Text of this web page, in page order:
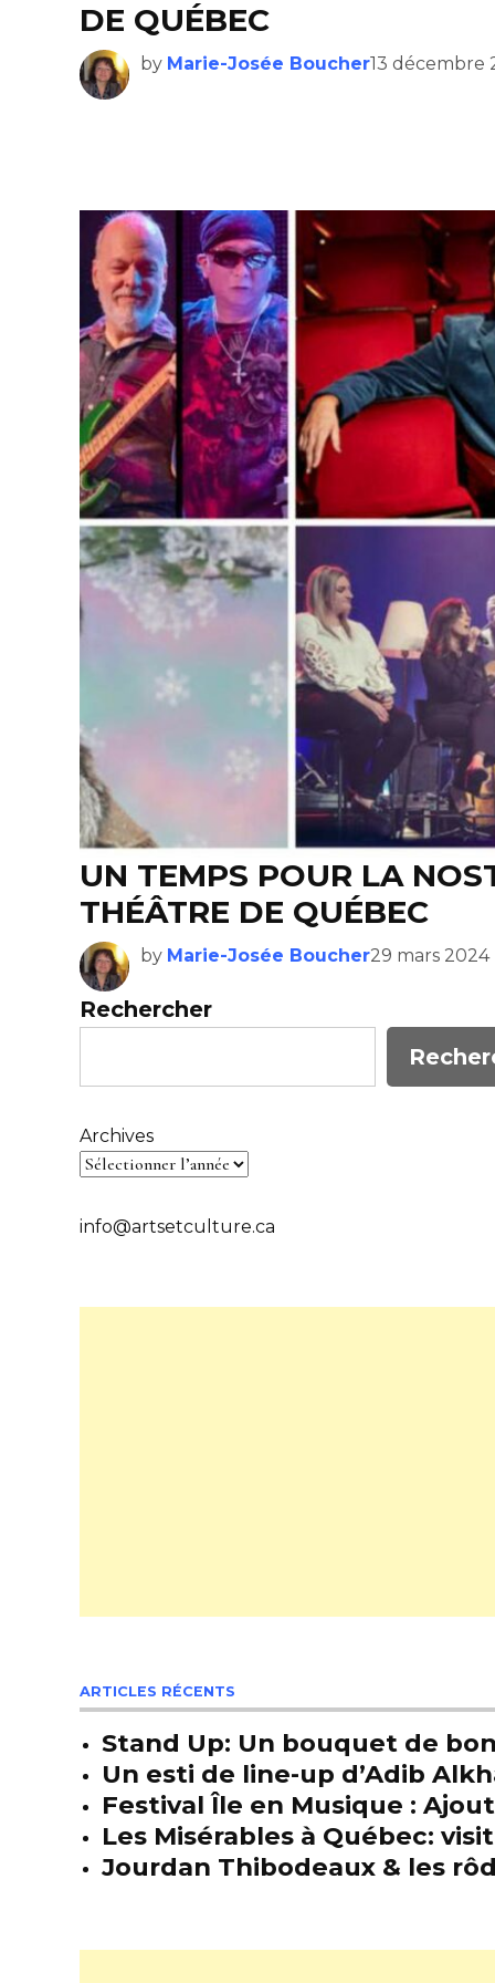
DE QUÉBEC
by Marie-Josée Boucher13 décembre
UN TEMPS POUR LA
THÉÂTRE DE QUÉBEC
by Marie-Josée Boucher29 mars 2024
Rechercher
Archives
info@artsetculture.ca
ARTICLES RÉCENTS
Stand Up: Un bouquet de
Un esti de line-up d’Adib
Festival Île en Musique :
Les Misérables à Québec:
Jourdan Thibodeaux & les